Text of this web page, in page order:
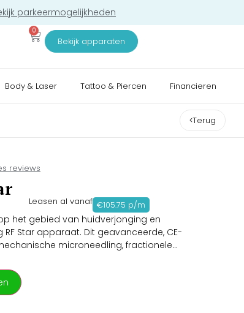
parkeermogelijkheden
0
Bekijk apparaten
Body & Laser Tattoo & Piercen Financieren
Terug
reviews
Leasen al vanaf €105.75 p/m
het gebied van huidverjonging en
Star apparaat. Dit geavanceerde, CE-
microneedling, fractionele
van diepe acnelittekens, grove poriën, striae en